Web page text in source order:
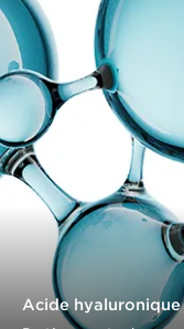
Acide hyaluronique